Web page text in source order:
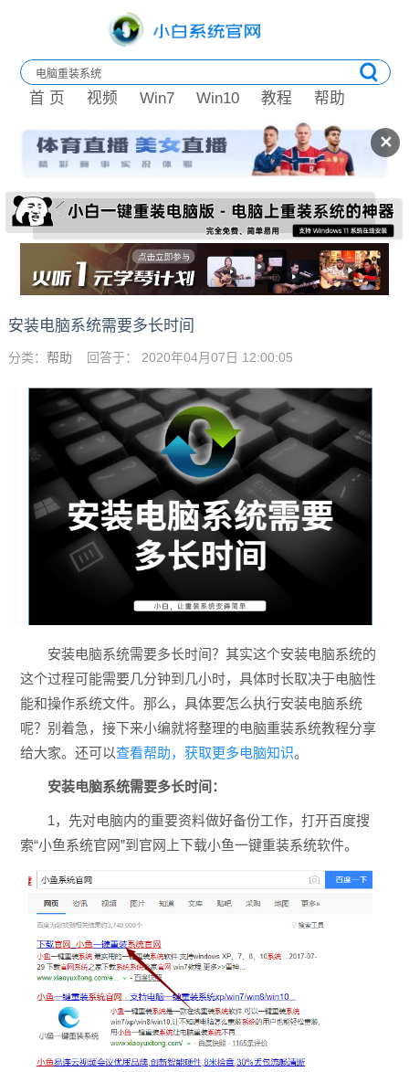
✕
首 页 视频 Win7 Win10 教程 帮助
安装电脑系统需要多长时间
分类： 帮助 回答于： 2020年04月07日 12:00:05
安装电脑系统需要多长时间？其实这个安装电脑系统的
这个过程可能需要几分钟到几小时，具体时长取决于电脑性
能和操作系统文件。那么，具体要怎么执行安装电脑系统
呢？别着急，接下来小编就将整理的电脑重装系统教程分享
给大家。还可以查看帮助，获取更多电脑知识。
安装电脑系统需要多长时间：
1，先对电脑内的重要资料做好备份工作，打开百度搜
索“小鱼系统官网”到官网上下载小鱼一键重装系统软件。